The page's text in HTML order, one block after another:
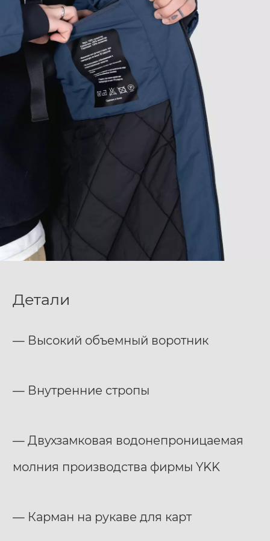
Детали
— Высокий объемный воротник
— Внутренние стропы
— Двухзамковая водонепроницаемая
молния производства фирмы YKK
— Карман на рукаве для карт